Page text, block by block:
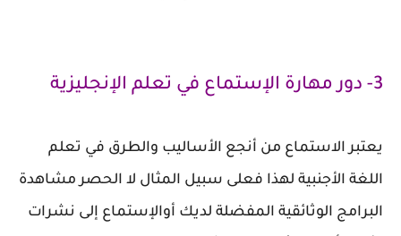
3- دور مهارة الإستماع في تعلم الإنجليزية
يعتبر الاستماع من أنجع الأساليب والطرق في تعلم
اللغة الأجنبية لهذا فعلى سبيل المثال لا الحصر مشاهدة
البرامج الوثائقية المفضلة لديك أوالإستماع إلى نشرات